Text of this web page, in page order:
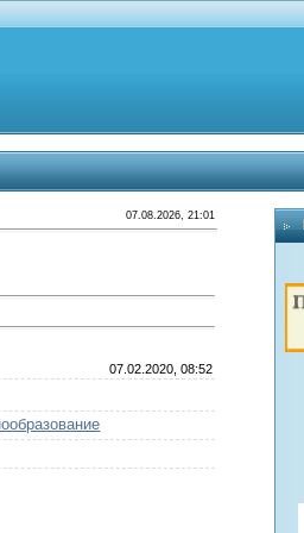
07.08.2026, 21:01
07.02.2020, 08:52